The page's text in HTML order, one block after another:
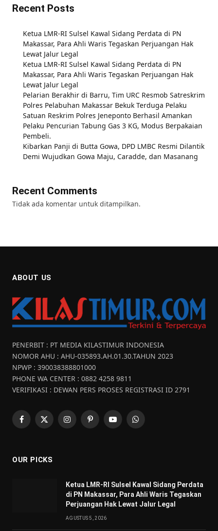
Recent Posts
Ketua LMR-RI Sulsel Kawal Sidang Perdata di PN
Makassar, Para Ahli Waris Tegaskan Perjuangan Hak
Lewat Jalur Legal
Ketua LMR-RI Sulsel Kawal Sidang Perdata di PN
Makassar, Para Ahli Waris Tegaskan Perjuangan Hak
Lewat Jalur Legal
Pelarian Berakhir di Barru, Tim URC Resmob Satreskrim
Polres Pelabuhan Makassar Bekuk Terduga Pelaku
Satuan Reskrim Polres Jeneponto Berhasil Amankan
Pelaku Pencurian Tabung Gas 3 KG, Modus Berpakaian
Pembeli.
Kibarkan Panji di Butta Gowa, DPD LMBC Resmi Dilantik
Demi Wujudkan Gowa Maju, Caradde, dan Masanang
Recent Comments
Tidak ada komentar untuk ditampilkan.
ABOUT US
PENERBIT : PT MEDIA KILASTIMUR INDONESIA
NOMOR AHU : AHU-035893.AH.01.30.TAHUN 2023
NPWP : 390038388801000
PHONE WA CENTER : 0882 4258 9811
VERIFIKASI : DEWAN PERS PROSES REGISTRASI ID 2791
Facebook
X
InstagramPinterestYouTubeWhatsApp
OUR PICKS
Ketua LMR-RI Sulsel Kawal Sidang Perdata
di PN Makassar, Para Ahli Waris Tegaskan
Perjuangan Hak Lewat Jalur Legal
AGUSTUS 5, 2026